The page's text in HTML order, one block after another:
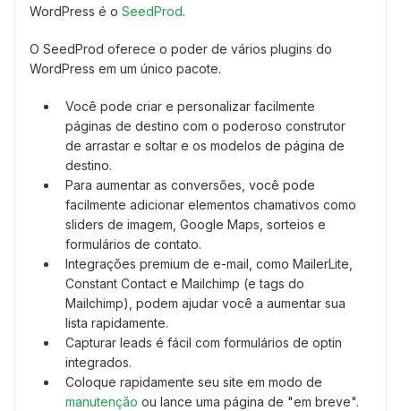
WordPress é o SeedProd.
O SeedProd oferece o poder de vários plugins do
WordPress em um único pacote.
Você pode criar e personalizar facilmente
páginas de destino com o poderoso construtor
de arrastar e soltar e os modelos de página de
destino.
Para aumentar as conversões, você pode
facilmente adicionar elementos chamativos como
sliders de imagem, Google Maps, sorteios e
formulários de contato.
Integrações premium de e-mail, como MailerLite,
Constant Contact e Mailchimp (e tags do
Mailchimp), podem ajudar você a aumentar sua
lista rapidamente.
Capturar leads é fácil com formulários de optin
integrados.
Coloque rapidamente seu site em modo de
manutenção ou lance uma página de "em breve".